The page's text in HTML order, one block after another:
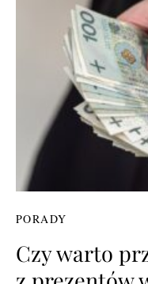
PORADY
Czy warto